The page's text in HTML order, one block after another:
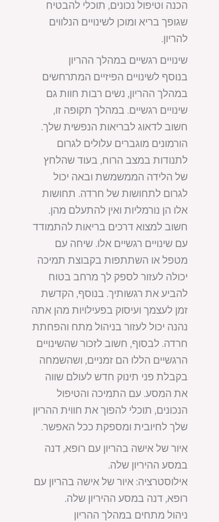
הכנה וטיפול נכונים, תוכלי להבטיח
שגופך בריא ומוכן לשינויים הנלווים
להריון.
שינויים רגשיים במהלך ההריון
בנוסף לשינויים הפיזיים המתרחשים
במהלך ההריון, נשים רבות חוות גם
שינויים רגשיים. במהלך תקופה זו,
חשוב לדאוג לבריאות הנפשית שלך.
הורמונים מוגברים עלולים לגרום
לתנודות במצב הרוח, בעוד שהלחץ
של הלידה הממשמשת ובאה יכול
לגרום לתחושות של חרדה. תחושות
אלו הן נורמליות ואין להתעלם מהן.
חשוב למצוא דרכים בריאות להתמודד
עם שינויים רגשיים אלו. שיחה עם
מטפל או השתתפות בקבוצת תמיכה
יכולה לעזור לספק לך מרחב בטוח
להביע את רגשותיך. בנוסף, הקדשת
זמן לעצמך ועיסוק בפעילויות מהן אתה
נהנה יכול לעזור בניהול מתח והפחתת
חרדה. לבסוף, חשוב לזכור שהשינויים
הרגשיים הללו הם זמניים, ושהשמחה
בקבלת פני תינוק חדש לעולם שווה
את המסע. עם התמיכה והטיפול
הנכונים, תוכלי להפוך את חווית ההריון
שלך לחיובית ומספקת ככל האפשר.
איור של אישה בהריון עם רופא, דנה
במסע ההיריון שלה.
אילוסטרציה: איור של אישה בהריון עם
רופא, דנה במסע ההיריון שלה.
ניהול מתחים במהלך ההריון